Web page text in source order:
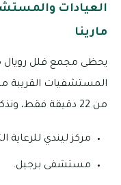
العيادات
مارينا
يحظى مجمع فلل رويال
المستشفيات القريبة
من 22 دقيقة فقط، ونذكرها على النحو التالي:
مركز ليندي للرعاية
مستشفى برجيل.